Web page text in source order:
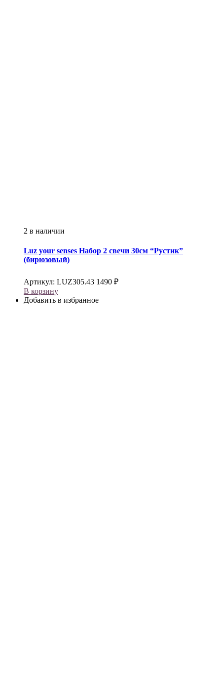
2 в наличии
Luz your senses Набор 2 свечи 30см “Рустик”
(бирюзовый)
Артикул: LUZ305.43 1490 ₽
В корзину
Добавить в избранное